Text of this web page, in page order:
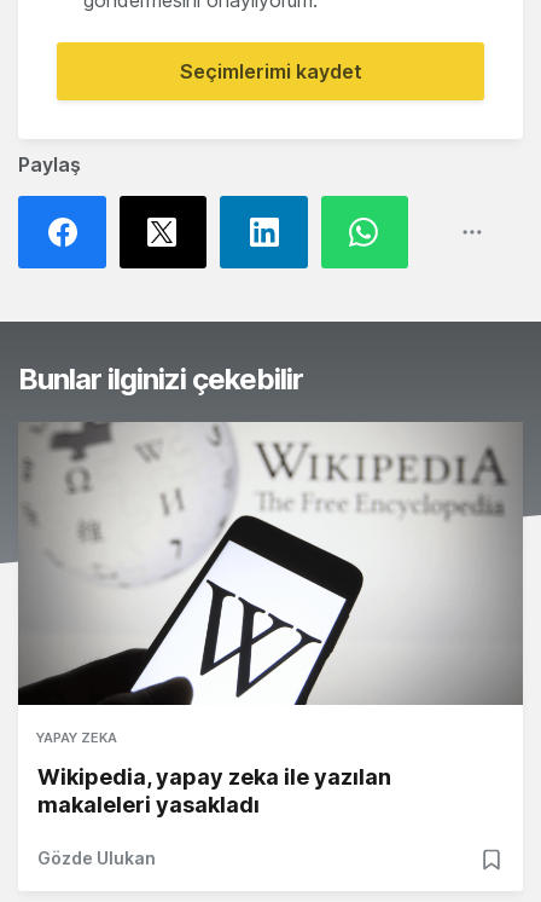
Paylaş
Seçimlerimi kaydet
Bunlar ilginizi çekebilir
YAPAY ZEKA
Wikipedia, yapay zeka ile yazılan
makaleleri yasakladı
Gözde Ulukan